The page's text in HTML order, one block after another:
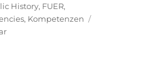
History, FUER,
, Kompetenzen
zu